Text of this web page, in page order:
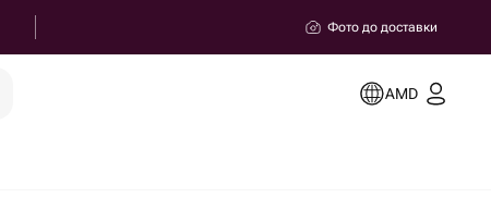
Фото до доставки
AMD